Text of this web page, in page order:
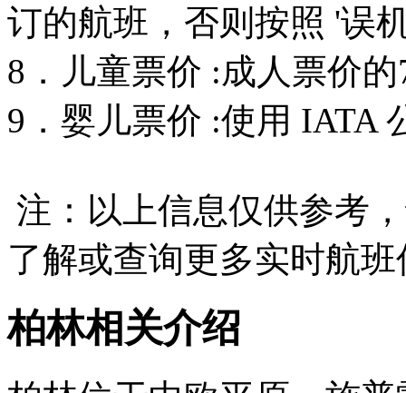
订的航班，否则按照 '误
8．儿童票价 :成人票价的
9．婴儿票价 :使用 IATA
注：以上信息仅供参考
了解或查询更多实时航
柏林相关介绍